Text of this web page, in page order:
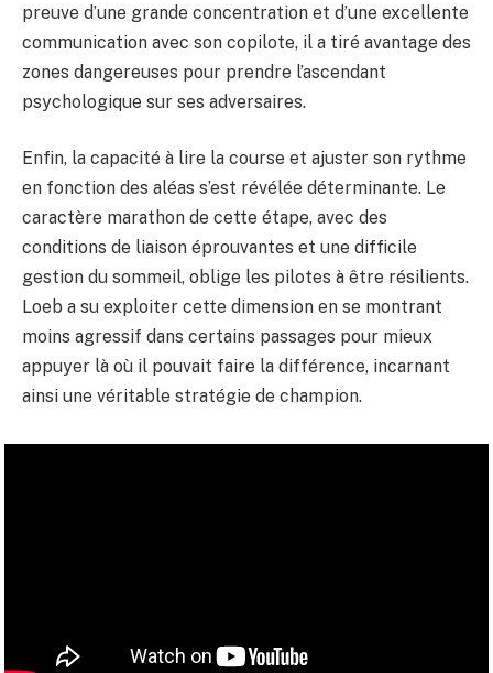
preuve d’une grande concentration et d’une excellente
communication avec son copilote, il a tiré avantage des
zones dangereuses pour prendre l’ascendant
psychologique sur ses adversaires.
Enfin, la capacité à lire la course et ajuster son rythme
en fonction des aléas s’est révélée déterminante. Le
caractère marathon de cette étape, avec des
conditions de liaison éprouvantes et une difficile
gestion du sommeil, oblige les pilotes à être résilients.
Loeb a su exploiter cette dimension en se montrant
moins agressif dans certains passages pour mieux
appuyer là où il pouvait faire la différence, incarnant
ainsi une véritable stratégie de champion.